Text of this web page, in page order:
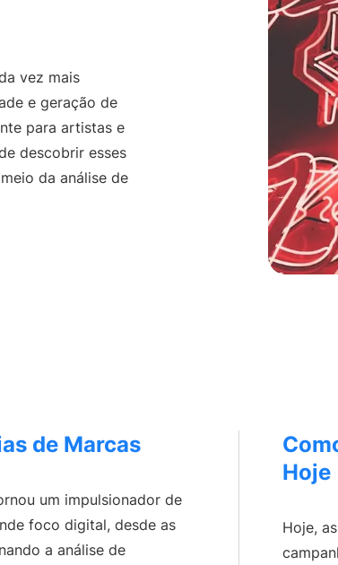
For
É
How
vez mais
e geração de
para artistas e
descobrir esses
da análise de
de Marcas
um impulsionador de
foco digital, desde as
a análise de
Hoje
Hoje,